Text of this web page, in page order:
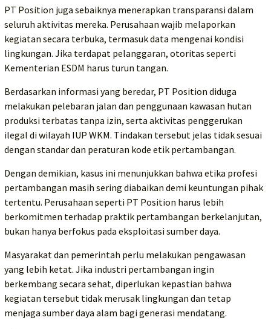
PT Position juga sebaiknya menerapkan transparansi dalam
seluruh aktivitas mereka. Perusahaan wajib melaporkan
kegiatan secara terbuka, termasuk data mengenai kondisi
lingkungan. Jika terdapat pelanggaran, otoritas seperti
Kementerian ESDM harus turun tangan.
Berdasarkan informasi yang beredar, PT Position diduga
melakukan pelebaran jalan dan penggunaan kawasan hutan
produksi terbatas tanpa izin, serta aktivitas penggerukan
ilegal di wilayah IUP WKM. Tindakan tersebut jelas tidak sesuai
dengan standar dan peraturan kode etik pertambangan.
Dengan demikian, kasus ini menunjukkan bahwa etika profesi
pertambangan masih sering diabaikan demi keuntungan pihak
tertentu. Perusahaan seperti PT Position harus lebih
berkomitmen terhadap praktik pertambangan berkelanjutan,
bukan hanya berfokus pada eksploitasi sumber daya.
Masyarakat dan pemerintah perlu melakukan pengawasan
yang lebih ketat. Jika industri pertambangan ingin
berkembang secara sehat, diperlukan kepastian bahwa
kegiatan tersebut tidak merusak lingkungan dan tetap
menjaga sumber daya alam bagi generasi mendatang.